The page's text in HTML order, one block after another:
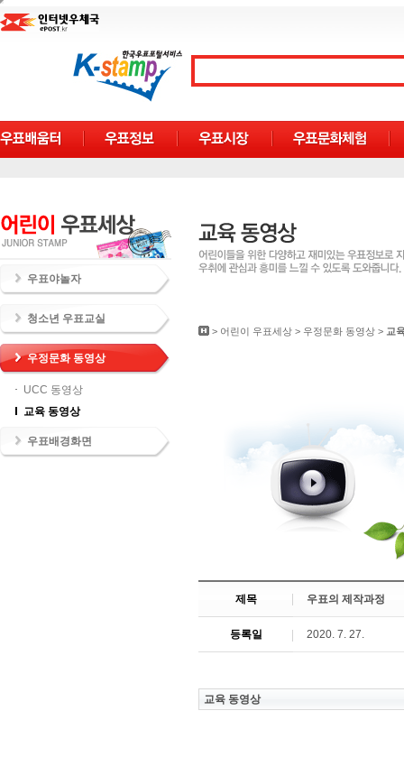
우표야놀자
청소년 우표교실
우정문화 동영상
UCC 동영상
교육 동영상
우표배경화면
> 어린이 우표세상 > 우정문화 동영상 > 교
제목 우표의 제작과정
등록일 2020. 7. 27.
교육 동영상